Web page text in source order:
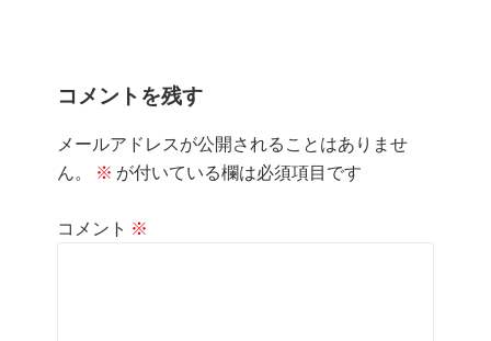
コメントを残す
メールアドレスが公開されることはありませ
ん。
※ が付いている欄は必須項目です
コメント ※